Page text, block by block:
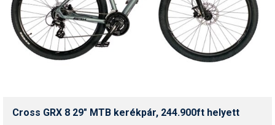
Cross GRX 8 29" MTB kerékpár, 244.900ft helyett